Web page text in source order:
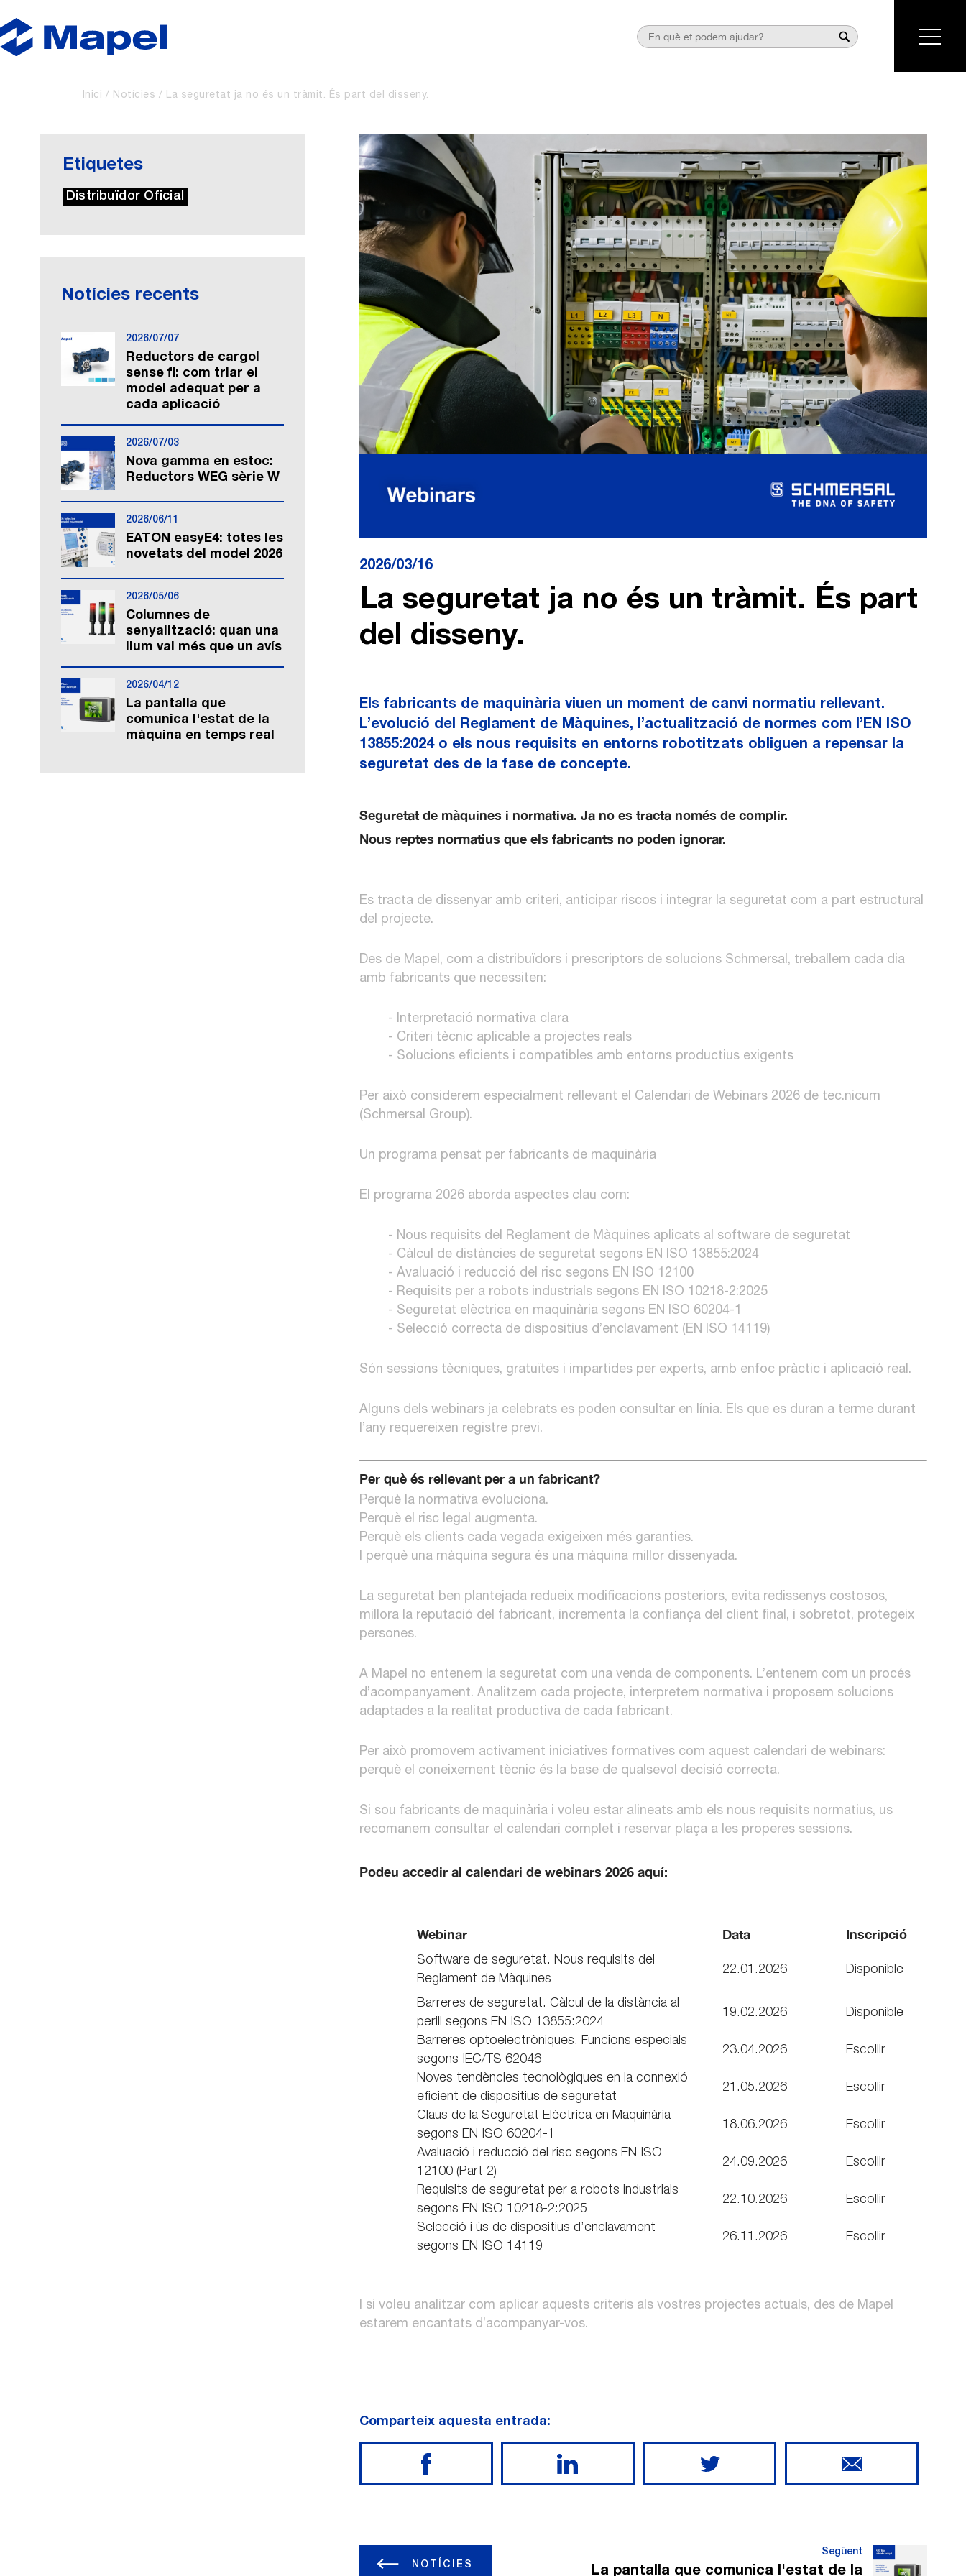
Inici Notícies La seguretat ja no és un tràmit. És part del disseny.
2026/03/16
La seguretat ja no és un tràmit. És part
del disseny.
Els fabricants de maquinària viuen un moment de canvi normatiu rellevant.
L’evolució del Reglament de Màquines, l’actualització de normes com l’EN ISO
13855:2024 o els nous requisits en entorns robotitzats obliguen a repensar la
seguretat des de la fase de concepte.
Seguretat de màquines i normativa. Ja no es tracta només de complir.
Nous reptes normatius que els fabricants no poden ignorar.
Es tracta de dissenyar amb criteri, anticipar riscos i integrar la seguretat com a part estructural
del projecte.
Des de Mapel, com a distribuïdors i prescriptors de solucions Schmersal, treballem cada dia
amb fabricants que necessiten:
- Interpretació normativa clara
- Criteri tècnic aplicable a projectes reals
- Solucions eficients i compatibles amb entorns productius exigents
Per això considerem especialment rellevant el Calendari de Webinars 2026 de tec.nicum
(Schmersal Group).
Un programa pensat per fabricants de maquinària
El programa 2026 aborda aspectes clau com:
- Nous requisits del Reglament de Màquines aplicats al software de seguretat
- Càlcul de distàncies de seguretat segons EN ISO 13855:2024
- Avaluació i reducció del risc segons EN ISO 12100
- Requisits per a robots industrials segons EN ISO 10218-2:2025
- Seguretat elèctrica en maquinària segons EN ISO 60204-1
- Selecció correcta de dispositius d’enclavament (EN ISO 14119)
Són sessions tècniques, gratuïtes i impartides per experts, amb enfoc pràctic i aplicació real.
Alguns dels webinars ja celebrats es poden consultar en línia. Els que es duran a terme durant
l’any requereixen registre previ.
Per què és rellevant per a un fabricant?
Perquè la normativa evoluciona.
Perquè el risc legal augmenta.
Perquè els clients cada vegada exigeixen més garanties.
I perquè una màquina segura és una màquina millor dissenyada.
La seguretat ben plantejada redueix modificacions posteriors, evita redissenys costosos,
millora la reputació del fabricant, incrementa la confiança del client final, i sobretot, protegeix
persones.
A Mapel no entenem la seguretat com una venda de components. L’entenem com un procés
d’acompanyament. Analitzem cada projecte, interpretem normativa i proposem solucions
adaptades a la realitat productiva de cada fabricant.
Per això promovem activament iniciatives formatives com aquest calendari de webinars:
perquè el coneixement tècnic és la base de qualsevol decisió correcta.
Si sou fabricants de maquinària i voleu estar alineats amb els nous requisits normatius, us
recomanem consultar el calendari complet i reservar plaça a les properes sessions.
Podeu accedir al calendari de webinars 2026 aquí:
Webinar Data Inscripció
Software de seguretat. Nous requisits del
Reglament de Màquines
22.01.2026 Disponible
Barreres de seguretat. Càlcul de la distància al
perill segons EN ISO 13855:2024
19.02.2026 Disponible
Barreres optoelectròniques. Funcions especials
segons IEC/TS 62046
23.04.2026 Escollir
Noves tendències tecnològiques en la connexió
eficient de dispositius de seguretat
21.05.2026 Escollir
Claus de la Seguretat Elèctrica en Maquinària
segons EN ISO 60204-1
18.06.2026 Escollir
Avaluació i reducció del risc segons EN ISO
12100 (Part 2)
24.09.2026 Escollir
Requisits de seguretat per a robots industrials
segons EN ISO 10218-2:2025
22.10.2026 Escollir
Selecció i ús de dispositius d’enclavament
segons EN ISO 14119
26.11.2026 Escollir
I si voleu analitzar com aplicar aquests criteris als vostres projectes actuals, des de Mapel
estarem encantats d’acompanyar-vos.
Comparteix aquesta entrada:
Següent
La pantalla que comunica l'estat de la
NOTÍCIES
Etiquetes
Distribuïdor Oficial
Notícies recents
2026/07/07
Reductors de cargol
sense fi: com triar el
model adequat per a
cada aplicació
2026/07/03
Nova gamma en estoc:
Reductors WEG sèrie W
2026/06/11
EATON easyE4: totes les
novetats del model 2026
2026/05/06
Columnes de
senyalització: quan una
llum val més que un avís
2026/04/12
La pantalla que
comunica l'estat de la
màquina en temps real